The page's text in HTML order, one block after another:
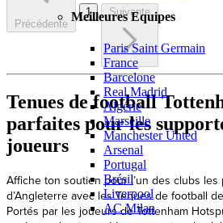
Meilleures Equipes
Paris Saint Germain
France
Barcelone
Real Madrid
Algérie
Marseille
Manchester Unted
Arsenal
Portugal
Brésil
Liverpool
AC Milan
Précédente
1 Suivante
Tenues de football
parfaites pour les
joueurs
Affiche ton soutien pour l’un des clubs les
d’Angleterre avec les Tenues de football
Portés par les joueurs de Tottenham